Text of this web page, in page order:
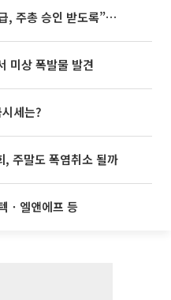
김정관 장관 “반도체 성과급, 주총 승인 받도록”…상법·자본시장법 개정 시사
미상 폭발물 발견
세는?
주말도 폭염취소 될까
ㆍ엘앤에프 등